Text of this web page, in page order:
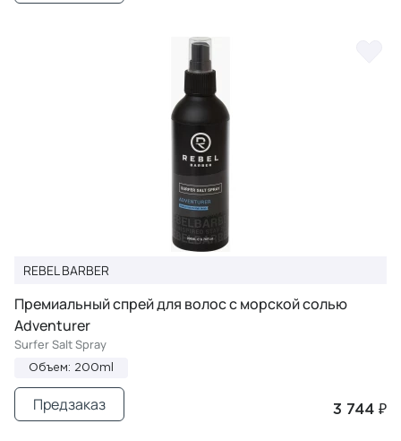
REBEL BARBER
Премиальный спрей для волос с морской солью
Adventurer
Surfer Salt Spray
Объем: 200ml
3 744 ₽
Предзаказ